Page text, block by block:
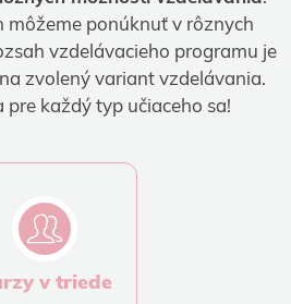
môžeme ponúknuť v rôznych
vzdelávacieho programu je
zvolený variant vzdelávania.
pre každý typ učiaceho sa!
v triede